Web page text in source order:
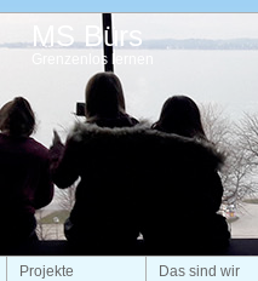
MS Bürs
Grenzenlos lernen
Projekte Das sind wir